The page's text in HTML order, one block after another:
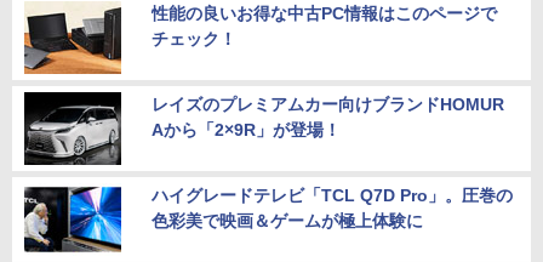
性能の良いお得な中古PC情報はこのページで
チェック！
レイズのプレミアムカー向けブランドHOMUR
Aから「2×9R」が登場！
ハイグレードテレビ「TCL Q7D Pro」。圧巻の
色彩美で映画＆ゲームが極上体験に